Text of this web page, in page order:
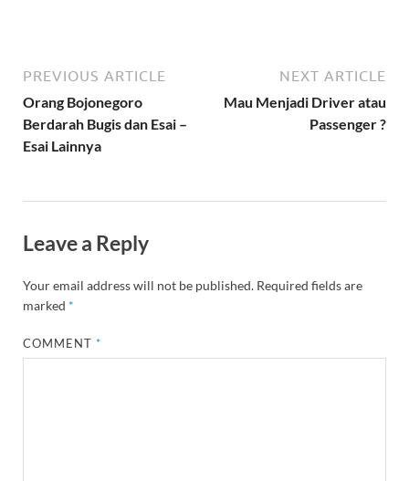
PREVIOUS ARTICLE
Orang Bojonegoro
Berdarah Bugis dan Esai –
Esai Lainnya
NEXT ARTICLE
Mau Menjadi Driver atau
Passenger ?
Leave a Reply
Your email address will not be published. Required fields are
marked *
COMMENT*